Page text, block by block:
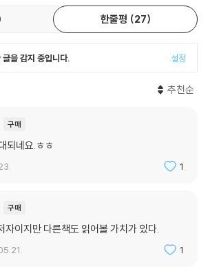
한줄평 27
을 감지 중입니다. 설정
추천순
구매
되네요.ㅎㅎ
1
구매
자이지만 다른책도 읽어볼 가치가 있다.
1